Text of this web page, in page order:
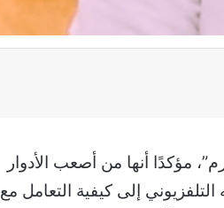
مؤكدًا أنها من أصعب الأدوار
إلى كيفية التعامل مع